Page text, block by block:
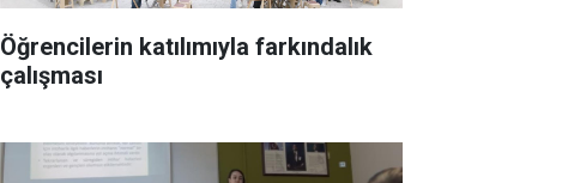
Öğrencilerin katılımıyla farkındalık
çalışması